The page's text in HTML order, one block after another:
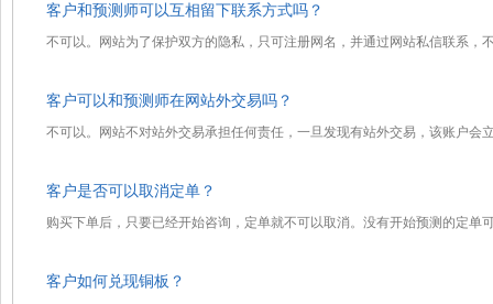
客户和预测师可以互相留下联系方式吗？
不可以。网站为了保护双方的隐私，只可注册网名，并通过网站私信联系
客户可以和预测师在网站外交易吗？
不可以。网站不对站外交易承担任何责任，一旦发现有站外交易，该账户会
客户是否可以取消定单？
购买下单后，只要已经开始咨询，定单就不可以取消。没有开始预测的定单
客户如何兑现铜板？